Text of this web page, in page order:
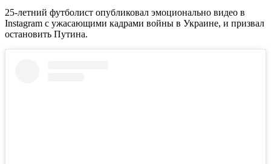
25-летний футболист опубликовал эмоционально видео в
Instagram с ужасающими кадрами войны в Украине, и призвал
остановить Путина.